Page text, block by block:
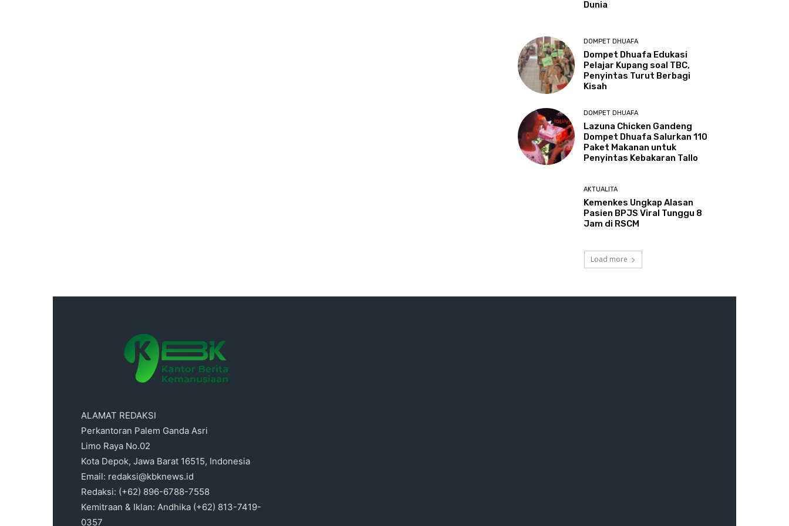
Dunia
DOMPET DHUAFA
Dompet Dhuafa Edukasi
Pelajar Kupang soal TBC,
Penyintas Turut Berbagi
Kisah
DOMPET DHUAFA
Lazuna Chicken Gandeng
Dompet Dhuafa Salurkan 110
Paket Makanan untuk
Penyintas Kebakaran Tallo
AKTUALITA
Kemenkes Ungkap Alasan
Pasien BPJS Viral Tunggu 8
Jam di RSCM
Load more
ALAMAT REDAKSI
Perkantoran Palem Ganda Asri
Limo Raya No.02
Kota Depok, Jawa Barat 16515, Indonesia
Email: redaksi@kbknews.id
Redaksi: (+62) 896-6788-7558
Kemitraan & Iklan: Andhika (+62) 813-7419-
0357